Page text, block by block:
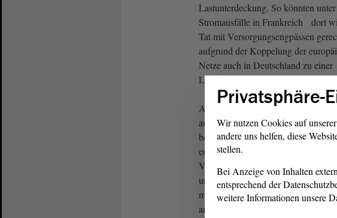
Lastunterdeckung. So könnten
Stromausfälle in Frankreich dort
Tat mit Versorgungsengpässen
aufgrund der Koppelung der
Netze auch in Deutschland zu einer
Lastunterdeckung führen.
Allerdings hat das hatte mir erst
ausgewiesener Experte der
bestätigt gerade die Koppelung der
europäischen Netze einen
Vorteil: Hier werden nämlich ein
und ein Spannungsausgleich
meinte auch, ein flächendeckender
anhaltender Blackout ist unter den
Privatsphäre-
Wir nutzen Cookies auf
andere uns helfen, diese
stellen.
Bei Anzeige von Inhalten
entsprechend der
weitere Informationen unsere